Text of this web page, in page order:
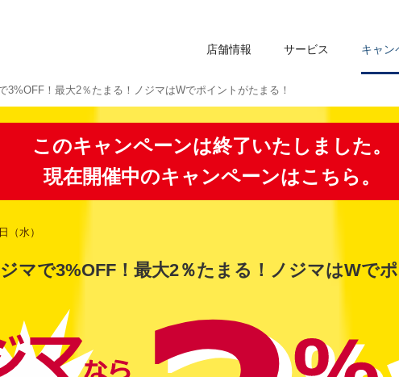
店舗情報 サービス キャン
3%OFF！最大2％たまる！ノジマはWでポイントがたまる！
このキャンペーンは終了いたしました。
現在開催中のキャンペーンはこちら。
（水）
マで3%OFF！最大2％たまる！ノジマはWで